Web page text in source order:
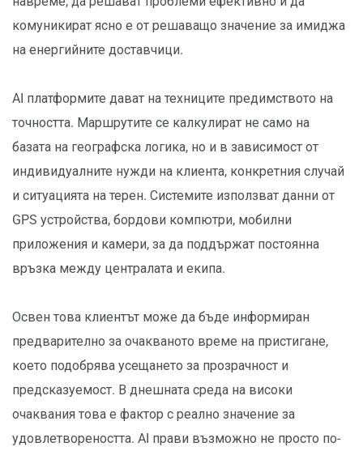
комуникират ясно е от решаващо значение за имиджа
на енергийните доставчици.
AI платформите дават на техниците предимството на
точността. Маршрутите се калкулират не само на
базата на географска логика, но и в зависимост от
индивидуалните нужди на клиента, конкретния случай
и ситуацията на терен. Системите използват данни от
GPS устройства, бордови компютри, мобилни
приложения и камери, за да поддържат постоянна
връзка между централата и екипа.
Освен това клиентът може да бъде информиран
предварително за очакваното време на пристигане,
което подобрява усещането за прозрачност и
предсказуемост. В днешната среда на високи
очаквания това е фактор с реално значение за
удовлетвореността. AI прави възможно не просто по-